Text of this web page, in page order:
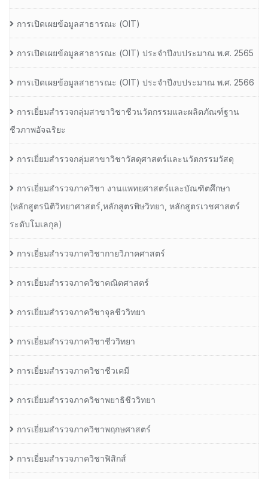
การเปิดเผยข้อมูลสาธารณะ (OIT)
การเปิดเผยข้อมูลสาธารณะ (OIT) ประจำปีงบประมาณ พ.ศ. 2565
การเปิดเผยข้อมูลสาธารณะ (OIT) ประจำปีงบประมาณ พ.ศ. 2566
การเยี่ยมสำรวจกลุ่มสาขาวิชาชีวนวัตกรรมและผลิตภัณฑ์ฐาน
ชีวภาพอัจฉริยะ
การเยี่ยมสำรวจกลุ่มสาขาวิชาวัสดุศาสตร์และนวัตกรรมวัสดุ
การเยี่ยมสำรวจภาควิชา งานแพทยศาสตร์และบัณฑิตศึกษา
(หลักสูตรนิติวิทยาศาสตร์,หลักสูตรพิษวิทยา, หลักสูตรเวชศาสตร์
ระดับโมเลกุล)
การเยี่ยมสำรวจภาควิชากายวิภาคศาสตร์
การเยี่ยมสำรวจภาควิชาคณิตศาสตร์
การเยี่ยมสำรวจภาควิชาจุลชีววิทยา
การเยี่ยมสำรวจภาควิชาชีววิทยา
การเยี่ยมสำรวจภาควิชาชีวเคมี
การเยี่ยมสำรวจภาควิชาพยาธิชีววิทยา
การเยี่ยมสำรวจภาควิชาพฤกษศาสตร์
การเยี่ยมสำรวจภาควิชาฟิสิกส์